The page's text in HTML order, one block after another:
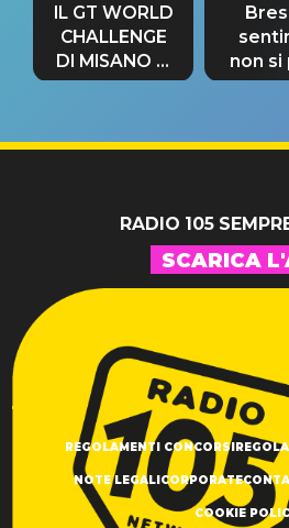
IL GT WORLD
CHALLENGE
DI MISANO si
riconferma
non si
fino
RADIO 105
SCARICA
REGOLAMENTI CONCORSI
NOTE LEGALICORPORATE
COOKIE